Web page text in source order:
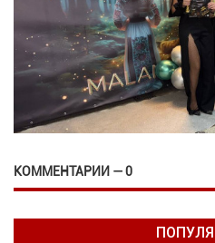
КОММЕНТАРИИ — 0